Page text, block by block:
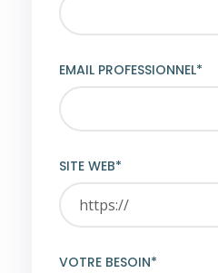
EMAIL PROFESSIONNEL*
SITE WEB*
VOTRE BESOIN*